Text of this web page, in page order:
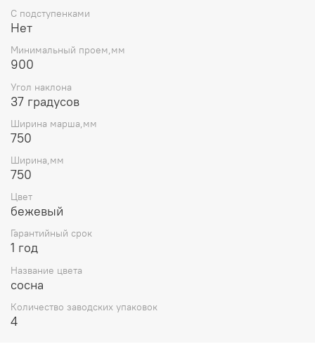
С подступенками
Нет
Минимальный проем,мм
900
Угол наклона
37 градусов
Ширина марша,мм
750
Ширина,мм
750
Цвет
бежевый
Гарантийный срок
1 год
Название цвета
сосна
Количество заводских упаковок
4